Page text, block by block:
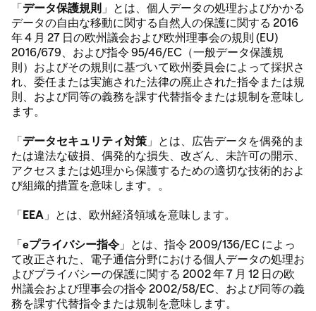
「データ保護規則 」とは、個人データの処理およびかかる
データの自由な移動に関する自然人の保護に関する 2016
年 4 月 27 日の欧州議会および欧州理事会の規則 (EU)
2016/679、および指令 95/46/EC（一般データ保護規
則）およびその規則に基づいて欧州委員会によって採択さ
れ、委任または実施された法律の廃止された指令または規
則、および同等の義務を課す代替指令または規制を意味し
ます。
「データセキュリティ対策 」とは、広告データを偶発的ま
たは違法な破損、偶発的な損失、改ざん、未許可の開示、
アクセスまたは処理から保護するための適切な技術的およ
び組織的措置を意味します。。
「EEA 」とは、欧州経済領域を意味します。
「eプライバシー指令 」とは、指令 2009/136/EC によっ
て改正された、電子通信分野における個人データの処理お
よびプライバシーの保護に関する 2002 年 7 月 12 日の欧
州議会および理事会の指令 2002/58/EC、および同等の義
務を課す代替指令または規制を意味します。